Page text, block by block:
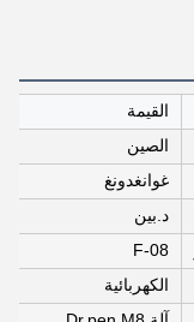
القيمة
الصين
غوانغدونغ
د.بين
F-08
الكهربائية